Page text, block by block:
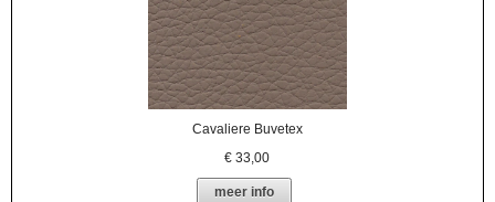
Cavaliere Buvetex
€33,00
meer info